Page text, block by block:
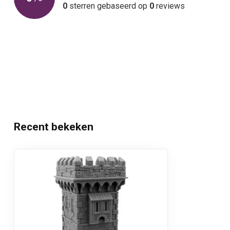
0 sterren gebaseerd op 0 reviews
Recent bekeken